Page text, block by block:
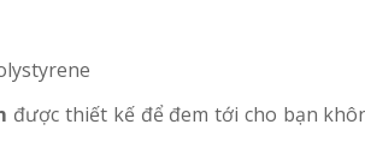
được thiết kế để đem tới cho bạn